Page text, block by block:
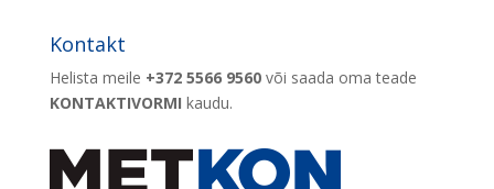
Kontakt
Helista meile +372 5566 9560või saada oma teade
KONTAKTIVORMI kaudu.